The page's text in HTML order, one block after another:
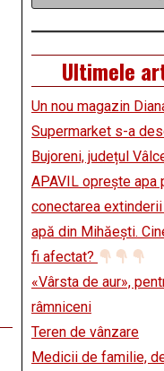
Ultimele
Un nou magazin
Supermarket s-a
Bujoreni, județul
APAVIL oprește apa
conectarea
apă din Mihăești.
fi afectat?
«Vârsta de aur»,
râmniceni
Teren de vânzare
Medicii de familie,